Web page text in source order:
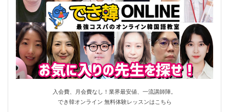
入会費、月会費なし！業界最安値、一流講師陣。
でき韓オンライン 無料体験レッスンはこちら